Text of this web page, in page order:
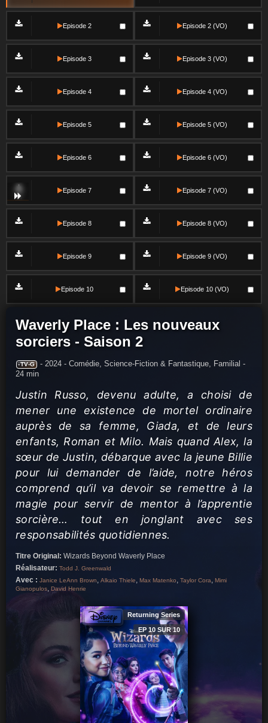
Episode 2
Episode 3
Episode 4
Episode 5
Episode 6
Episode 7
Episode 8
Episode 9
Episode 10
Episode 2 (VO)
Episode 3 (VO)
Episode 4 (VO)
Episode 5 (VO)
Episode 6 (VO)
Episode 7 (VO)
Episode 8 (VO)
Episode 9 (VO)
Episode 10 (VO)
Waverly Place : Les nouveaux
sorciers - Saison 2
-TV-G - 2024 - Comédie, Science-Fiction & Fantastique, Familial -
24 min
Justin Russo, devenu adulte, a choisi de
mener une existence de mortel ordinaire
auprès de sa femme, Giada, et de leurs
enfants, Roman et Milo. Mais quand Alex, la
sœur de Justin, débarque avec la jeune Billie
pour lui demander de l’aide, notre héros
comprend qu’il va devoir se remettre à la
magie pour servir de mentor à l’apprentie
sorcière… tout en jonglant avec ses
responsabilités quotidiennes.
Titre Original: Wizards Beyond Waverly Place
Réalisateur: Todd J. Greenwald
Avec : Janice LeAnn Brown, Alkaio Thiele, Max Matenko, Taylor Cora, Mimi
Gianopulos, David Henrie
Returning Series
EP 10 SUR 10